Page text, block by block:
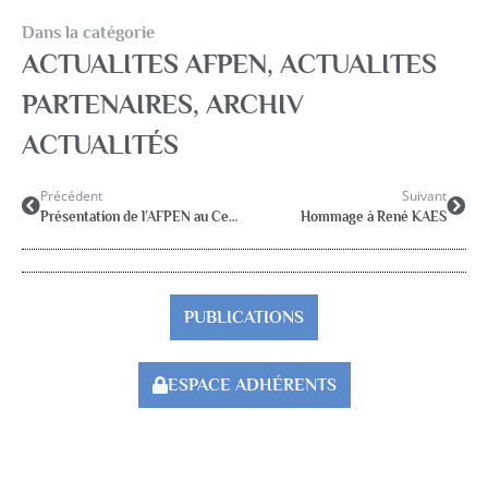
Dans la catégorie
ACTUALITES AFPEN, ACTUALITES
PARTENAIRES, ARCHIV
ACTUALITÉS
Précédent
Présentation de l’AFPEN au Centre de Formation de Lille par Fanny, Florence et Nathalie
Suivant
Hommage à René KAES
PUBLICATIONS
ESPACE ADHÉRENTS